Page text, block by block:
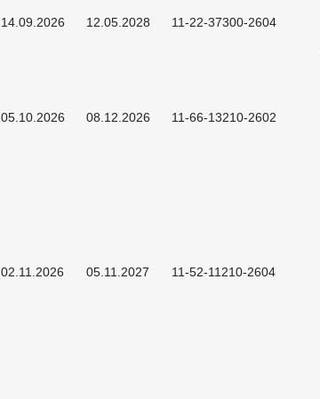
14.09.2026 12.05.2028 11-22-37300-2604
05.10.2026 08.12.2026 11-66-13210-2602
02.11.2026 05.11.2027 11-52-11210-2604